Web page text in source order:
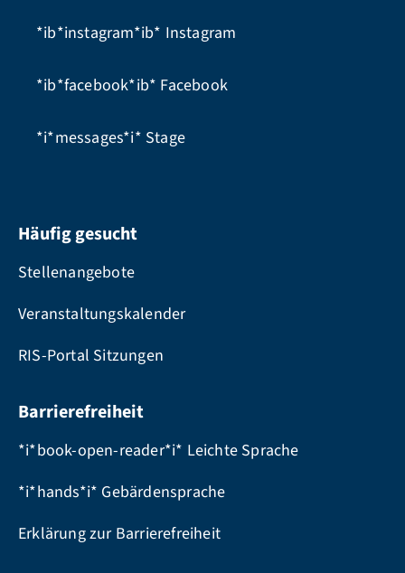
*ib*instagram*ib* Instagram
*ib*facebook*ib* Facebook
*i*messages*i* Stage
Häufig gesucht
Stellenangebote
Veranstaltungskalender
RIS-Portal Sitzungen
Barrierefreiheit
*i*book-open-reader*i* Leichte Sprache
*i*hands*i* Gebärdensprache
Erklärung zur Barrierefreiheit